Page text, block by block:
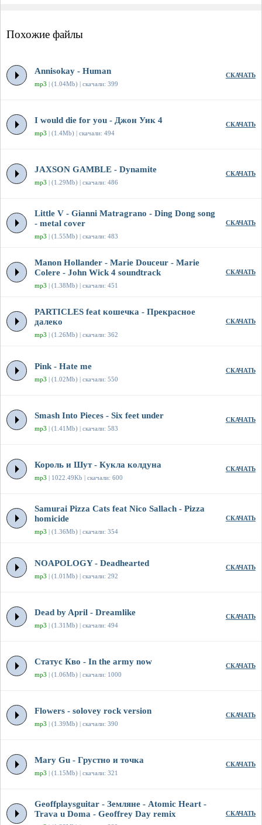
Похожие файлы
Annisokay - Human
mp3 | (1.04Mb) | скачали: 399
СКАЧАТЬ
I would die for you - Джон Уик 4
mp3 | (1.4Mb) | скачали: 494
СКАЧАТЬ
JAXSON GAMBLE - Dynamite
mp3 | (1.29Mb) | скачали: 486
СКАЧАТЬ
Little V - Gianni Matragrano - Ding Dong song
- metal cover
mp3 | (1.55Mb) | скачали: 483
СКАЧАТЬ
Manon Hollander - Marie Douceur - Marie
Colere - John Wick 4 soundtrack
mp3 | (1.38Mb) | скачали: 451
СКАЧАТЬ
PARTICLES feat кошечка - Прекрасное
далеко
mp3 | (1.26Mb) | скачали: 362
СКАЧАТЬ
Pink - Hate me
mp3 | (1.02Mb) | скачали: 550
СКАЧАТЬ
Smash Into Pieces - Six feet under
mp3 | (1.41Mb) | скачали: 583
СКАЧАТЬ
Король и Шут - Кукла колдуна
mp3 | 1022.49Kb | скачали: 600
СКАЧАТЬ
Samurai Pizza Cats feat Nico Sallach - Pizza
homicide
mp3 | (1.36Mb) | скачали: 354
СКАЧАТЬ
NOAPOLOGY - Deadhearted
mp3 | (1.01Mb) | скачали: 292
СКАЧАТЬ
Dead by April - Dreamlike
mp3 | (1.31Mb) | скачали: 494
СКАЧАТЬ
Статус Кво - In the army now
mp3 | (1.06Mb) | скачали: 1000
СКАЧАТЬ
Flowers - solovey rock version
mp3 | (1.39Mb) | скачали: 390
СКАЧАТЬ
Mary Gu - Грустно и точка
mp3 | (1.15Mb) | скачали: 321
СКАЧАТЬ
Geoffplaysguitar - Земляне - Atomic Heart -
Trava u Doma - Geoffrey Day remix
СКАЧАТЬ